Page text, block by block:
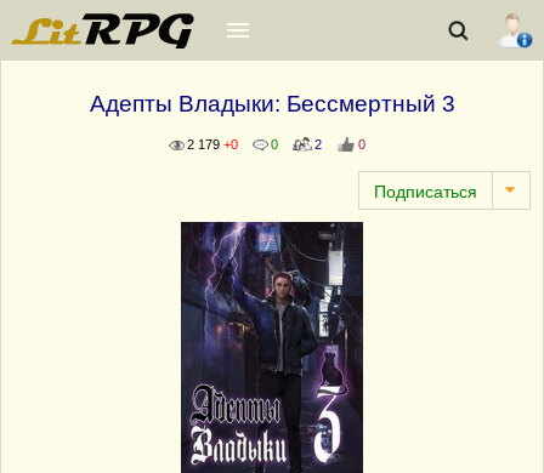
Адепты Владыки: Бессмертный 3
2 179 +0 0 2 0